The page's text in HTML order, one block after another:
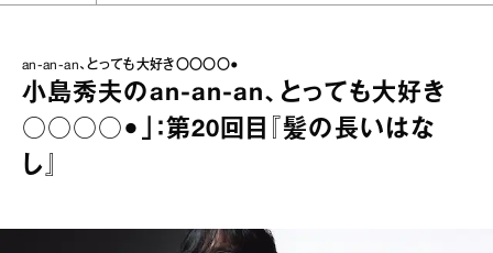
an-an-an、とっても大好き〇〇〇〇●
小島秀夫のan‐an‐an、とっても大好き
○○○○●」：第20回目『髪の長いはな
し』